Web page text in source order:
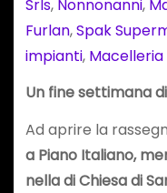
Srls, Nonnonanni,
Furlan,Spak
impianti,
Un fine settimana
Ad aprire la
a Piano Italiano,
nella di Chiesa di